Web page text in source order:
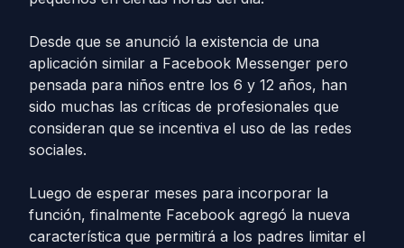
Desde que se anunció la existencia de una
aplicación similar a Facebook Messenger pero
pensada para niños entre los 6 y 12 años, han
sido muchas las críticas de profesionales que
consideran que se incentiva el uso de las redes
sociales.
Luego de esperar meses para incorporar la
función, finalmente Facebook agregó la nueva
característica que permitirá a los padres limitar el